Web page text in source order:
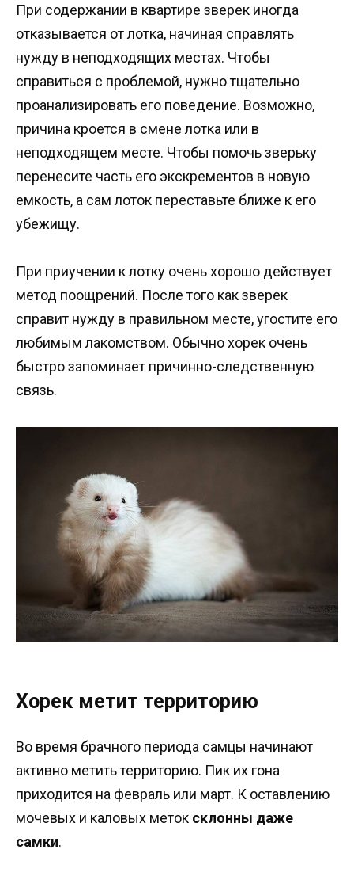
При содержании в квартире зверек иногда
отказывается от лотка, начиная справлять
нужду в неподходящих местах. Чтобы
справиться с проблемой, нужно тщательно
проанализировать его поведение. Возможно,
причина кроется в смене лотка или в
неподходящем месте. Чтобы помочь зверьку
перенесите часть его экскрементов в новую
емкость, а сам лоток переставьте ближе к его
убежищу.
При приучении к лотку очень хорошо действует
метод поощрений. После того как зверек
справит нужду в правильном месте, угостите его
любимым лакомством. Обычно хорек очень
быстро запоминает причинно-следственную
связь.
Хорек метит территорию
Во время брачного периода самцы начинают
активно метить территорию. Пик их гона
приходится на февраль или март. К оставлению
мочевых и каловых меток склонны даже
самки.